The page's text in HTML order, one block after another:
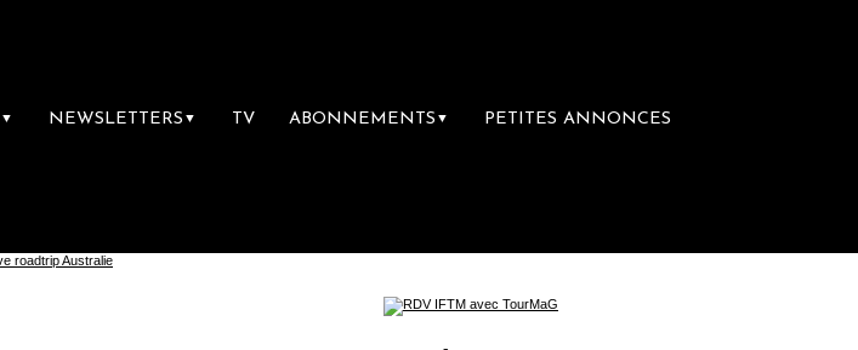
▼ NEWSLETTERS ▼ TV ABONNEMENTS ▼ PETITES ANNONCES